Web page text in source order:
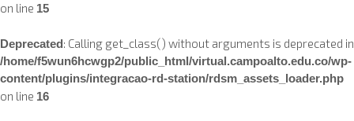
on line 15
Deprecated: Calling get_class() without arguments is deprecated in
/home/f5wun6hcwgp2/public_html/virtual.campoalto.edu.co/wp-
content/plugins/integracao-rd-station/rdsm_assets_loader.php
on line 16